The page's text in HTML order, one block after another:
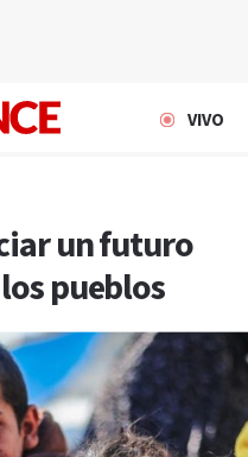
VIVO
un futuro
pueblos